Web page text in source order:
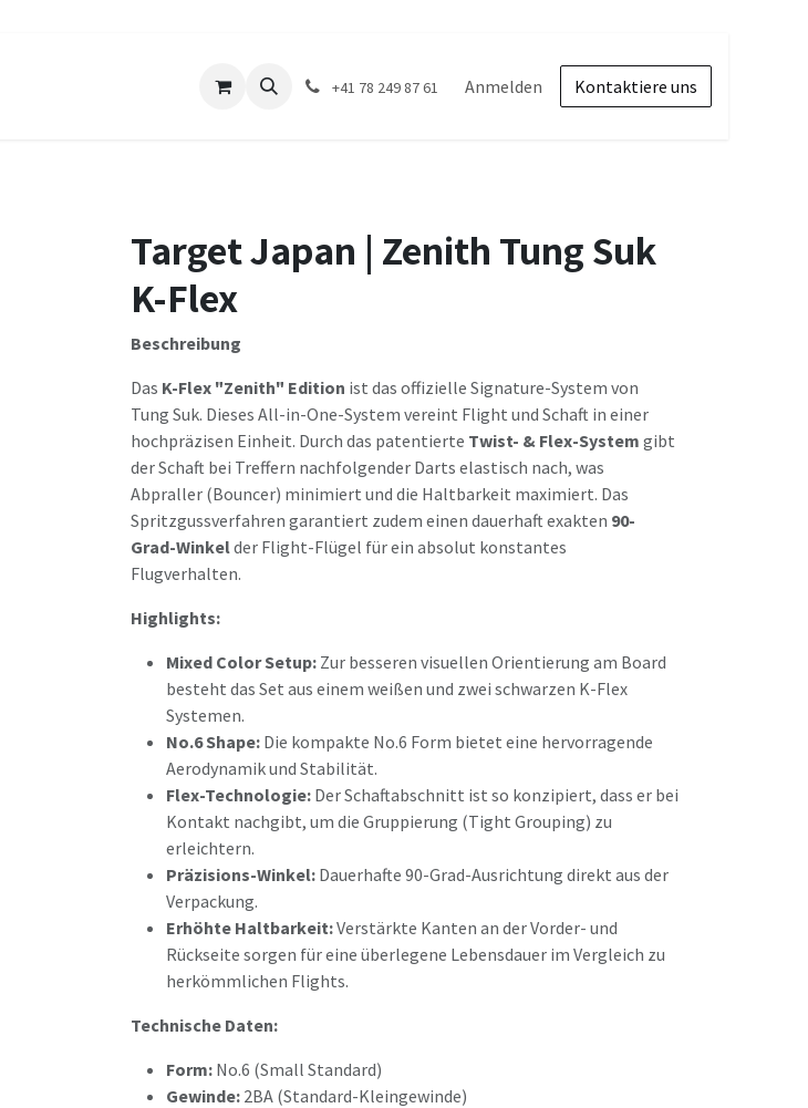
+41 78 249 87 61 Anmelden Kontaktiere uns
Target Japan | Zenith Tung Suk
K-Flex
Beschreibung
Das K-Flex "Zenith" Edition ist das offizielle Signature-System von
Tung Suk. Dieses All-in-One-System vereint Flight und Schaft in einer
hochpräzisen Einheit. Durch das patentierte Twist- & Flex-System gibt
der Schaft bei Treffern nachfolgender Darts elastisch nach, was
Abpraller (Bouncer) minimiert und die Haltbarkeit maximiert. Das
Spritzgussverfahren garantiert zudem einen dauerhaft exakten 90-
Grad-Winkelder Flight-Flügel für ein absolut konstantes
Flugverhalten.
Highlights:
Mixed Color Setup: Zur besseren visuellen Orientierung am Board
besteht das Set aus einem weißen und zwei schwarzen K-Flex
Systemen.
No.6 Shape: Die kompakte No.6 Form bietet eine hervorragende
Aerodynamik und Stabilität.
Flex-Technologie: Der Schaftabschnitt ist so konzipiert, dass er bei
Kontakt nachgibt, um die Gruppierung (Tight Grouping) zu
erleichtern.
Präzisions-Winkel: Dauerhafte 90-Grad-Ausrichtung direkt aus der
Verpackung.
Erhöhte Haltbarkeit:Verstärkte Kanten an der Vorder- und
Rückseite sorgen für eine überlegene Lebensdauer im Vergleich zu
herkömmlichen Flights.
Technische Daten:
Form: No.6 (Small Standard)
Gewinde: 2BA (Standard-Kleingewinde)